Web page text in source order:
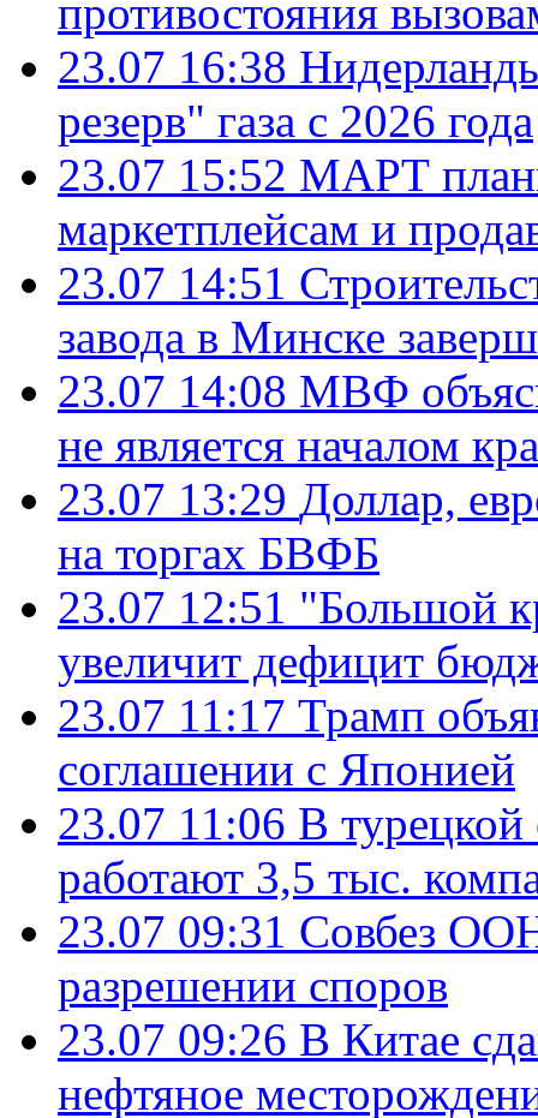
противостояния
23.07 16:38
резерв" газа с 2026 года
23.07 15:52 МАРТ
маркетплейсам и
23.07 14:51
завода в Минске
23.07 14:08 МВФ
не является началом
23.07 13:29 Доллар,
на торгах БВФБ
23.07 12:51 "Большой
увеличит дефицит
23.07 11:17 Трамп
соглашении с Японией
23.07 11:06 В
работают 3,5 тыс.
23.07 09:31 Совбез
разрешении споров
23.07 09:26 В Китае
нефтяное